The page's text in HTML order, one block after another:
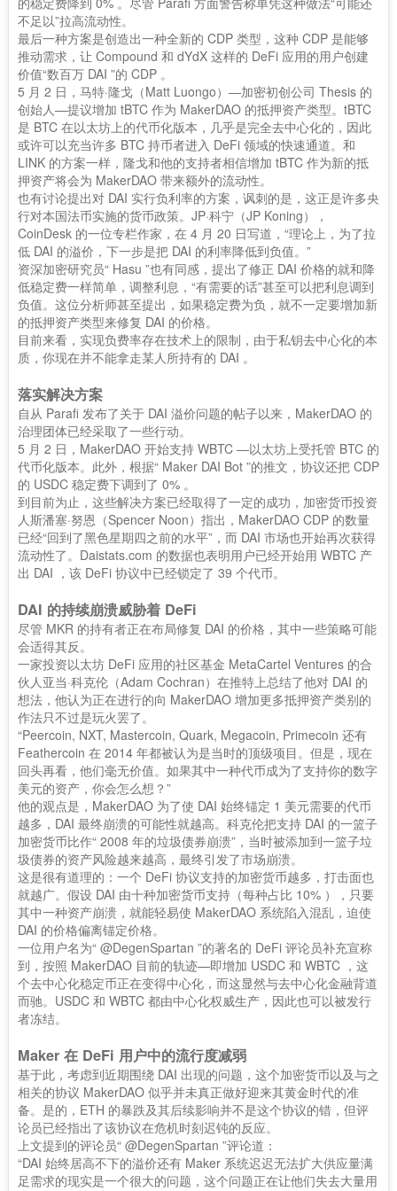
不足以”拉高流动性。
最后一种方案是创造出一种全新的 CDP 类型，这种 CDP 是能够
推动需求，让 Compound 和 dYdX 这样的 DeFi 应用的用户创建
价值“数百万 DAI ”的 CDP 。
5 月 2 日，马特·隆戈（Matt Luongo）—加密初创公司 Thesis 的
创始人—提议增加 tBTC 作为 MakerDAO 的抵押资产类型。tBTC
是 BTC 在以太坊上的代币化版本，几乎是完全去中心化的，因此
或许可以充当许多 BTC 持币者进入 DeFi 领域的快速通道。和
LINK 的方案一样，隆戈和他的支持者相信增加 tBTC 作为新的抵
押资产将会为 MakerDAO 带来额外的流动性。
也有讨论提出对 DAI 实行负利率的方案，讽刺的是，这正是许多央
行对本国法币实施的货币政策。JP·科宁（JP Koning），
CoinDesk 的一位专栏作家，在 4 月 20 日写道，“理论上，为了拉
低 DAI 的溢价，下一步是把 DAI 的利率降低到负值。”
资深加密研究员“ Hasu ”也有同感，提出了修正 DAI 价格的就和降
低稳定费一样简单，调整利息，“有需要的话”甚至可以把利息调到
负值。这位分析师甚至提出，如果稳定费为负，就不一定要增加新
的抵押资产类型来修复 DAI 的价格。
目前来看，实现负费率存在技术上的限制，由于私钥去中心化的本
质，你现在并不能拿走某人所持有的 DAI 。
落实解决方案
自从 Parafi 发布了关于 DAI 溢价问题的帖子以来，MakerDAO 的
治理团体已经采取了一些行动。
5 月 2 日，MakerDAO 开始支持 WBTC —以太坊上受托管 BTC 的
代币化版本。此外，根据“ Maker DAI Bot ”的推文，协议还把 CDP
的 USDC 稳定费下调到了 0% 。
到目前为止，这些解决方案已经取得了一定的成功，加密货币投资
人斯潘塞·努恩（Spencer Noon）指出，MakerDAO CDP 的数量
已经“回到了黑色星期四之前的水平”，而 DAI 市场也开始再次获得
流动性了。Daistats.com 的数据也表明用户已经开始用 WBTC 产
出 DAI ，该 DeFi 协议中已经锁定了 39 个代币。
DAI 的持续崩溃威胁着 DeFi
尽管 MKR 的持有者正在布局修复 DAI 的价格，其中一些策略可能
会适得其反。
一家投资以太坊 DeFi 应用的社区基金 MetaCartel Ventures 的合
伙人亚当·科克伦（Adam Cochran）在推特上总结了他对 DAI 的
想法，他认为正在进行的向 MakerDAO 增加更多抵押资产类别的
作法只不过是玩火罢了。
“Peercoin, NXT, Mastercoin, Quark, Megacoin, Primecoin 还有
Feathercoin 在 2014 年都被认为是当时的顶级项目。但是，现在
回头再看，他们毫无价值。如果其中一种代币成为了支持你的数字
美元的资产，你会怎么想？”
他的观点是，MakerDAO 为了使 DAI 始终锚定 1 美元需要的代币
越多，DAI 最终崩溃的可能性就越高。科克伦把支持 DAI 的一篮子
加密货币比作“ 2008 年的垃圾债券崩溃”，当时被添加到一篮子垃
圾债券的资产风险越来越高，最终引发了市场崩溃。
这是很有道理的：一个 DeFi 协议支持的加密货币越多，打击面也
就越广。假设 DAI 由十种加密货币支持（每种占比 10% ），只要
其中一种资产崩溃，就能轻易使 MakerDAO 系统陷入混乱，迫使
DAI 的价格偏离锚定价格。
一位用户名为“ @DegenSpartan ”的著名的 DeFi 评论员补充宣称
到，按照 MakerDAO 目前的轨迹—即增加 USDC 和 WBTC ，这
个去中心化稳定币正在变得中心化，而这显然与去中心化金融背道
而驰。USDC 和 WBTC 都由中心化权威生产，因此也可以被发行
者冻结。
Maker 在 DeFi 用户中的流行度减弱
基于此，考虑到近期围绕 DAI 出现的问题，这个加密货币以及与之
相关的协议 MakerDAO 似乎并未真正做好迎来其黄金时代的准
备。是的，ETH 的暴跌及其后续影响并不是这个协议的错，但评
论员已经指出了该协议在危机时刻迟钝的反应。
上文提到的评论员“ @DegenSpartan ”评论道：
“DAI 始终居高不下的溢价还有 Maker 系统迟迟无法扩大供应量满
足需求的现实是一个很大的问题，这个问题正在让他们失去大量用